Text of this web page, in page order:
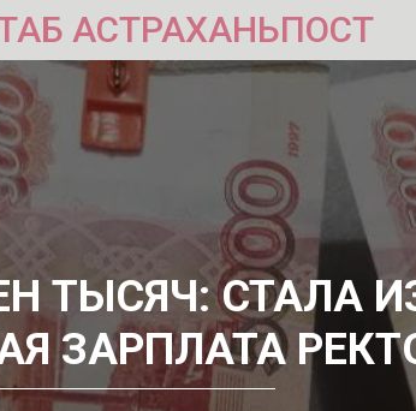
АСТРАХАНЬПОСТ
ТЫСЯЧ: СТАЛА
ЗАРПЛАТА